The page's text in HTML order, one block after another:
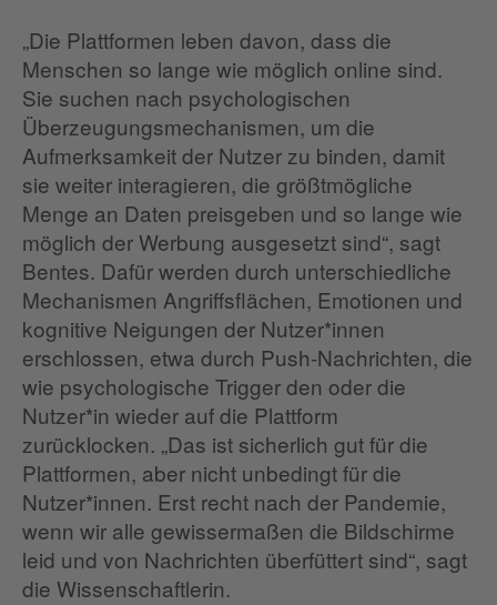
„Die Plattformen leben davon, dass die
Menschen so lange wie möglich online sind.
Sie suchen nach psychologischen
Überzeugungsmechanismen, um die
Aufmerksamkeit der Nutzer zu binden, damit
sie weiter interagieren, die größtmögliche
Menge an Daten preisgeben und so lange wie
möglich der Werbung ausgesetzt sind“, sagt
Bentes. Dafür werden durch unterschiedliche
Mechanismen Angriffsflächen, Emotionen und
kognitive Neigungen der Nutzer*innen
erschlossen, etwa durch Push-Nachrichten, die
wie psychologische Trigger den oder die
Nutzer*in wieder auf die Plattform
zurücklocken. „Das ist sicherlich gut für die
Plattformen, aber nicht unbedingt für die
Nutzer*innen. Erst recht nach der Pandemie,
wenn wir alle gewissermaßen die Bildschirme
leid und von Nachrichten überfüttert sind“, sagt
die Wissenschaftlerin.